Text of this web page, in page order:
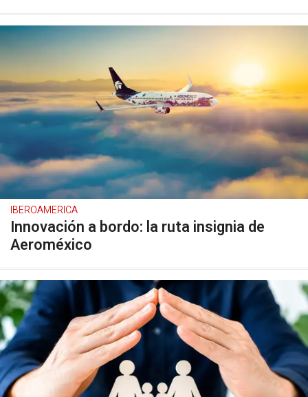
IBEROAMERICA
Innovación a bordo: la ruta insignia de
Aeroméxico